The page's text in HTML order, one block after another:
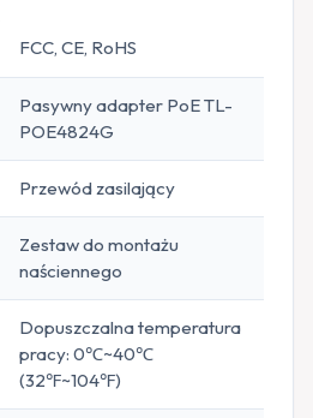
FCC, CE, RoHS
Pasywny adapter PoE TL-
POE4824G
Przewód zasilający
Zestaw do montażu
naściennego
Dopuszczalna temperatura
pracy: 0℃~40℃
(32℉~104℉)